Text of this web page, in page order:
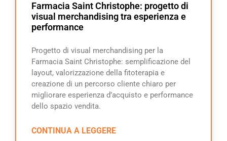
Farmacia Saint Christophe: progetto di
visual merchandising tra esperienza e
performance
Progetto di visual merchandising per la
Farmacia Saint Christophe: semplificazione del
layout, valorizzazione della fitoterapia e
creazione di un percorso cliente chiaro per
migliorare esperienza d’acquisto e performance
dello spazio vendita.
CONTINUA A LEGGERE